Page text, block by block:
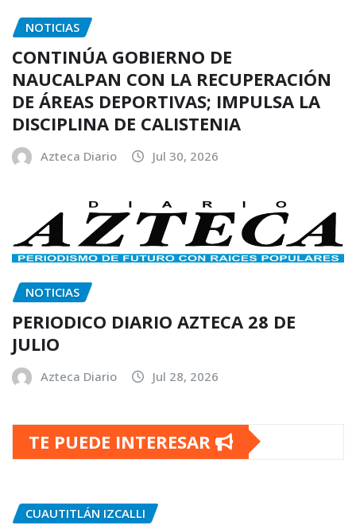
NOTICIAS
CONTINÚA GOBIERNO DE
NAUCALPAN CON LA RECUPERACIÓN
DE ÁREAS DEPORTIVAS; IMPULSA LA
DISCIPLINA DE CALISTENIA
Azteca Diario Jul 30, 2026
NOTICIAS
PERIODICO DIARIO AZTECA 28 DE
JULIO
Azteca Diario Jul 28, 2026
TE PUEDE INTERESAR
CUAUTITLÁN IZCALLI